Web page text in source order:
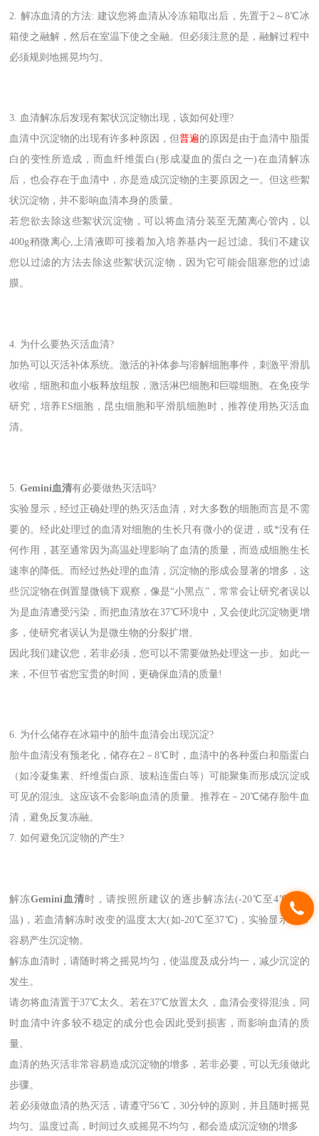
2. 解冻血清的方法: 建议您将血清从冷冻箱取出后，先置于2～8℃冰
箱使之融解，然后在室温下使之全融。但必须注意的是，融解过程中
必须规则地摇晃均匀。
3. 血清解冻后发现有絮状沉淀物出现，该如何处理?
血清中沉淀物的出现有许多种原因，但普遍的原因是由于血清中脂蛋
白的变性所造成，而血纤维蛋白(形成凝血的蛋白之一)在血清解冻
后，也会存在于血清中，亦是造成沉淀物的主要原因之一。但这些絮
状沉淀物，并不影响血清本身的质量。
若您欲去除这些絮状沉淀物，可以将血清分装至无菌离心管内，以
400g稍微离心,上清液即可接着加入培养基内一起过滤。我们不建议
您以过滤的方法去除这些絮状沉淀物，因为它可能会阻塞您的过滤
膜。
4. 为什么要热灭活血清?
加热可以灭活补体系统。激活的补体参与溶解细胞事件，刺激平滑肌
收缩，细胞和血小板释放组胺，激活淋巴细胞和巨噬细胞。在免疫学
研究，培养ES细胞，昆虫细胞和平滑肌细胞时，推荐使用热灭活血
清。
5.Gemini血清有必要做热灭活吗?
实验显示，经过正确处理的热灭活血清，对大多数的细胞而言是不需
要的。经此处理过的血清对细胞的生长只有微小的促进，或*没有任
何作用，甚至通常因为高温处理影响了血清的质量，而造成细胞生长
速率的降低。而经过热处理的血清，沉淀物的形成会显著的增多，这
些沉淀物在倒置显微镜下观察，像是“小黑点”，常常会让研究者误以
为是血清遭受污染，而把血清放在37℃环境中，又会使此沉淀物更增
多，使研究者误认为是微生物的分裂扩增。
因此我们建议您，若非必须，您可以不需要做热处理这一步。如此一
来，不但节省您宝贵的时间，更确保血清的质量!
6. 为什么储存在冰箱中的胎牛血清会出现沉淀?
胎牛血清没有预老化，储存在2－8℃时，血清中的各种蛋白和脂蛋白
（如冷凝集素、纤维蛋白原、玻粘连蛋白等）可能聚集而形成沉淀或
可见的混浊。这应该不会影响血清的质量。推荐在－20℃储存胎牛血
清，避免反复冻融。
7. 如何避免沉淀物的产生?
解冻Gemini血清 时，请按照所建议的逐步解冻法(-20℃至4℃至室
温)，若血清解冻时改变的温度太大(如-20℃至37℃)，实验显示非常
容易产生沉淀物。
解冻血清时，请随时将之摇晃均匀，使温度及成分均一，减少沉淀的
发生。
请勿将血清置于37℃太久。若在37℃放置太久，血清会变得混浊，同
时血清中许多较不稳定的成分也会因此受到损害，而影响血清的质
量。
血清的热灭活非常容易造成沉淀物的增多，若非必要，可以无须做此
步骤。
若必须做血清的热灭活，请遵守56℃，30分钟的原则，并且随时摇晃
均匀。温度过高，时间过久或摇晃不均匀，都会造成沉淀物的增多